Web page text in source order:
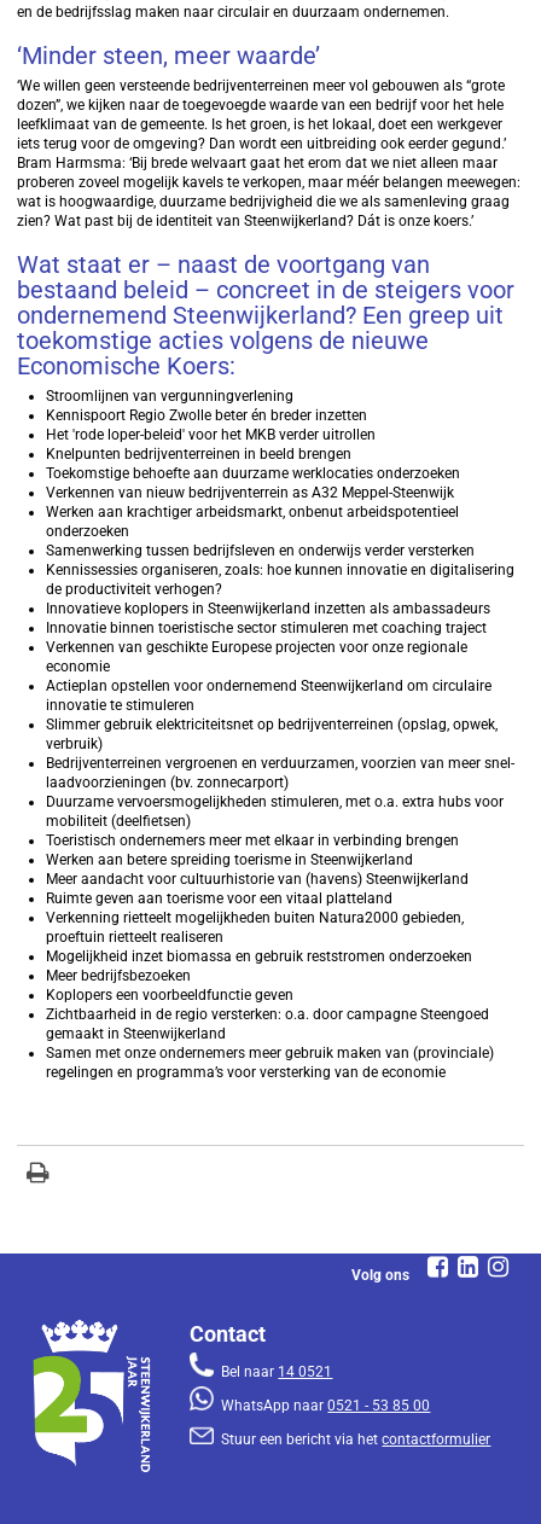
en de bedrijfsslag maken naar circulair en duurzaam ondernemen.
‘Minder steen, meer waarde’
‘We willen geen versteende bedrijventerreinen meer vol gebouwen als “grote
dozen”, we kijken naar de toegevoegde waarde van een bedrijf voor het hele
leefklimaat van de gemeente. Is het groen, is het lokaal, doet een werkgever
iets terug voor de omgeving? Dan wordt een uitbreiding ook eerder gegund.’
Bram Harmsma: ‘Bij brede welvaart gaat het erom dat we niet alleen maar
proberen zoveel mogelijk kavels te verkopen, maar méér belangen meewegen:
wat is hoogwaardige, duurzame bedrijvigheid die we als samenleving graag
zien? Wat past bij de identiteit van Steenwijkerland? Dát is onze koers.’
Wat staat er – naast de voortgang van
bestaand beleid – concreet in de steigers voor
ondernemend Steenwijkerland? Een greep uit
toekomstige acties volgens de nieuwe
Economische Koers:
Stroomlijnen van vergunningverlening
Kennispoort Regio Zwolle beter én breder inzetten
Het 'rode loper-beleid' voor het MKB verder uitrollen
Knelpunten bedrijventerreinen in beeld brengen
Toekomstige behoefte aan duurzame werklocaties onderzoeken
Verkennen van nieuw bedrijventerrein as A32 Meppel-Steenwijk
Werken aan krachtiger arbeidsmarkt, onbenut arbeidspotentieel
onderzoeken
Samenwerking tussen bedrijfsleven en onderwijs verder versterken
Kennissessies organiseren, zoals: hoe kunnen innovatie en digitalisering
de productiviteit verhogen?
Innovatieve koplopers in Steenwijkerland inzetten als ambassadeurs
Innovatie binnen toeristische sector stimuleren met coaching traject
Verkennen van geschikte Europese projecten voor onze regionale
economie
Actieplan opstellen voor ondernemend Steenwijkerland om circulaire
innovatie te stimuleren
Slimmer gebruik elektriciteitsnet op bedrijventerreinen (opslag, opwek,
verbruik)
Bedrijventerreinen vergroenen en verduurzamen, voorzien van meer snel-
laadvoorzieningen (bv. zonnecarport)
Duurzame vervoersmogelijkheden stimuleren, met o.a. extra hubs voor
mobiliteit (deelfietsen)
Toeristisch ondernemers meer met elkaar in verbinding brengen
Werken aan betere spreiding toerisme in Steenwijkerland
Meer aandacht voor cultuurhistorie van (havens) Steenwijkerland
Ruimte geven aan toerisme voor een vitaal platteland
Verkenning rietteelt mogelijkheden buiten Natura2000 gebieden,
proeftuin rietteelt realiseren
Mogelijkheid inzet biomassa en gebruik reststromen onderzoeken
Meer bedrijfsbezoeken
Koplopers een voorbeeldfunctie geven
Zichtbaarheid in de regio versterken: o.a. door campagne Steengoed
gemaakt in Steenwijkerland
Samen met onze ondernemers meer gebruik maken van (provinciale)
regelingen en programma’s voor versterking van de economie
Volg ons
Contact
Bel naar 14 0521
WhatsApp naar0521 - 53 85 00
Stuur een bericht via hetcontactformulier